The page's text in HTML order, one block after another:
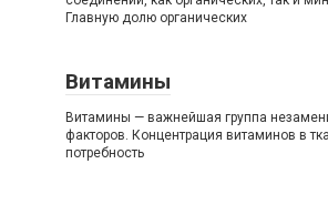
Главную долю органических
Витамины
Витамины — важнейшая группа
факторов. Концентрация витаминов в
потребность